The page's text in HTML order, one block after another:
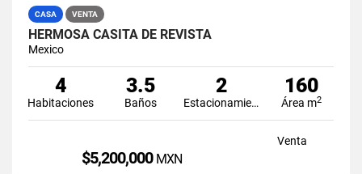
CASA VENTA
HERMOSA CASITA DE REVISTA
Mexico
4
Habitaciones
3.5
Baños
2
Estacionamiento
160
Área m2
Venta
$5,200,000 MXN